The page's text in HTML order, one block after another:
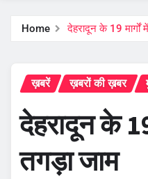
Home देहरादून के 19 मार्गों
ख़बरें ख़बरों की ख़बर
देहरादून के 19
तगड़ा जाम